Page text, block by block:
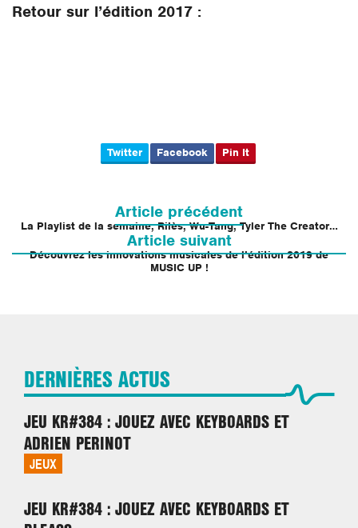
Retour sur l’édition 2017 :
Twitter Facebook Pin It
l’article Article précédent
La Playlist de la semaine, Rilès, Wu-Tang, Tyler The Creator…
Article suivant
Découvrez les innovations musicales de l’édition 2019 de
MUSIC UP !
DERNIÈRES ACTUS
JEU KR#384 : JOUEZ AVEC KEYBOARDS ET
ADRIEN PERINOT
JEUX
JEU KR#384 : JOUEZ AVEC KEYBOARDS ET